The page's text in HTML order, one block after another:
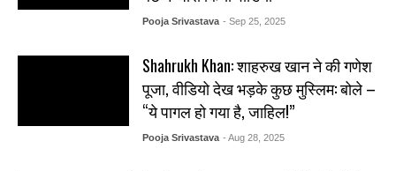
Pooja Srivastava - Sep 25, 2025
Shahrukh Khan: शाहरुख खान ने की गणेश
पूजा, वीडियो देख भड़के कुछ मुस्लिम: बोले –
“ये पागल हो गया है, जाहिल!”
Pooja Srivastava - Aug 28, 2025